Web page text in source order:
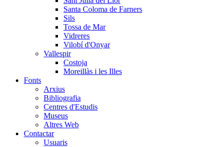
Santa Coloma de Farners
Sils
Tossa de Mar
Vidreres
Vilobí d'Onyar
Vallespir
Costoja
Moreillàs i les Illes
Fonts
Arxius
Bibliografia
Centres d'Estudis
Museus
Altres Web
Contactar
Usuaris